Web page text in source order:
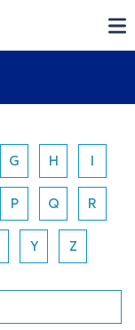
G H I
P Q R
Y Z